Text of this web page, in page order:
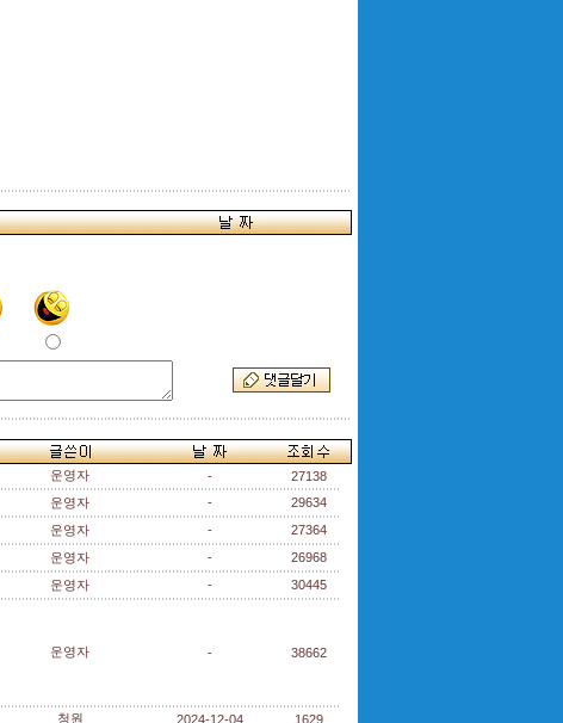
운영자 -
27138
운영자 -
29634
운영자 -
27364
운영자 -
26968
운영자 - 30445
운영자 - 38662
청원 2024-12-04 1629